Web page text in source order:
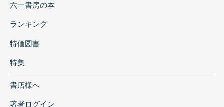
六一書房の本
ランキング
特価図書
特集
書店様へ
著者ログイン